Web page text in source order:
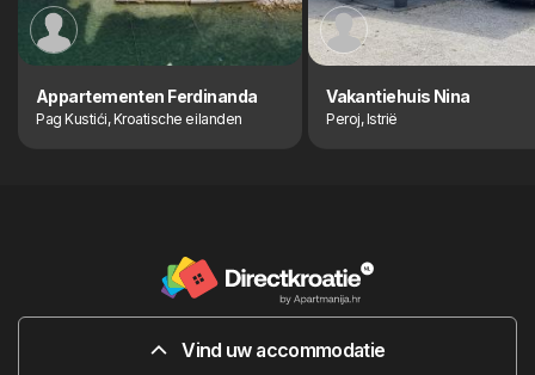
Appartementen Ferdinanda
Pag Kustići, Kroatische eilanden
Vakantiehuis Nina
Peroj, Istrië
Vind uw accommodatie